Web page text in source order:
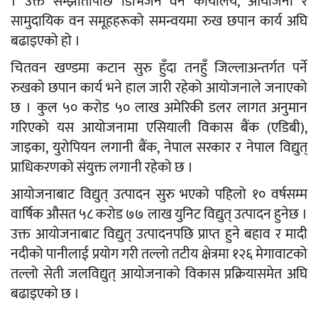
सामुदायिक वन समूहहरूको समन्वयमा रुख छपान कार्य अघि
बढाइएको हो ।
चितवन खण्डमा कटान सुरु हुँदा तनहुँ जिल्लाअन्तर्गत पर्ने
रुखको छपान कार्य भने हाल जारी रहेको आयोजनाले जनाएको
छ । कुल ५० करोड ५० लाख अमेरिकी डलर लागत अनुमान
गरिएको यस आयोजनामा एसियाली विकास बैंक (एडिबी),
जाइका, युरोपियन लगानी बैंक, नेपाल सरकार र नेपाल विद्युत्
प्राधिकरणको संयुक्त लगानी रहेको छ ।
आयोजनाबाट विद्युत् उत्पादन सुरु भएको पहिलो १० वर्षसम्म
वार्षिक औसत ५८ करोड ७७ लाख युनिट विद्युत् उत्पादन हुनेछ ।
उक्त आयोजनाबाट विद्युत् उत्पादनपछि प्राप्त हुने बहाव र मादी
नदीको पानीलाई प्रयोग गरी तल्लो तटीय क्षेत्रमा १२६ मेगावाटको
तल्लो सेती जलविद्युत् आयोजनाको विकास प्रक्रियासमेत अघि
बढाइएको छ ।